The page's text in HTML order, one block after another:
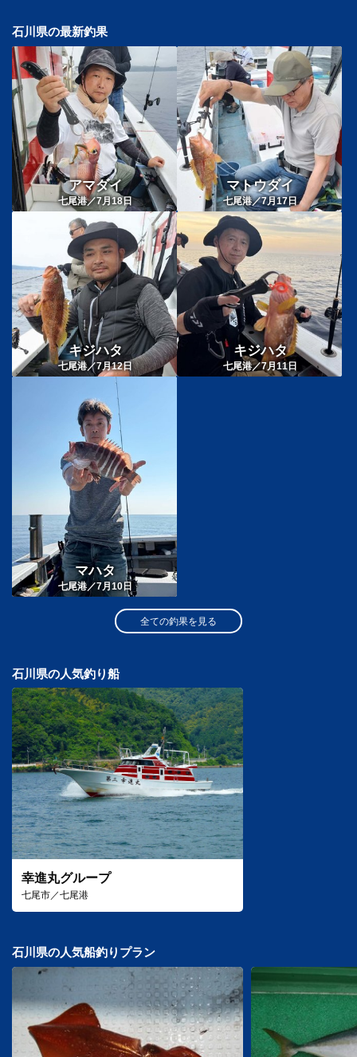
石川県の最新釣果
アマダイ
七尾港／7月18日
マトウダイ
七尾港／7月17日
キジハタ
七尾港／7月12日
キジハタ
七尾港／7月11日
マハタ
七尾港／7月10日
全ての釣果を見る
石川県の人気釣り船
幸進丸グループ
七尾市／七尾港
石川県の人気船釣りプラン